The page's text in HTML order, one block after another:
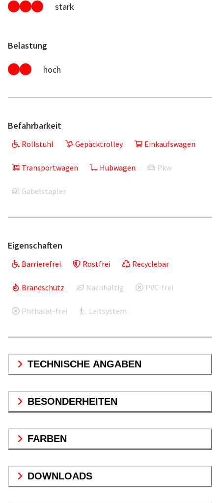
stark
Belastung
hoch
Befahrbarkeit
Rollstuhl Gepäcktrolley Einkaufswagen
Transportwagen Hubwagen Pkw
Gabelstapler
Eigenschaften
Barrierefrei Rostfrei Recyclebar
Brandschutz Nachhaltig PVC-frei
Phthalat-frei Leitsystem
TECHNISCHE ANGABEN
BESONDERHEITEN
FARBEN
DOWNLOADS